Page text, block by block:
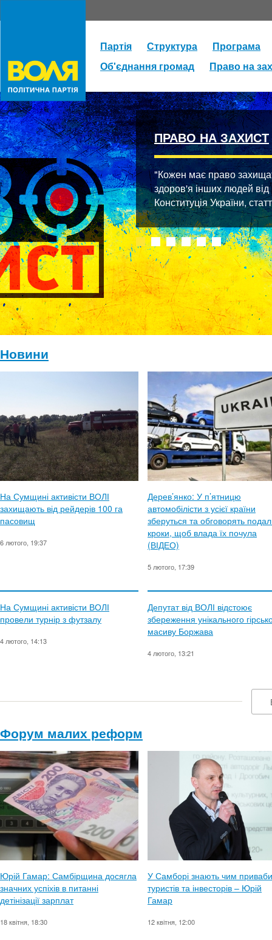
Партія Структура
Програма
Об'єднання громад
Право на
ПРАВО НА ЗАХИСТ
"Кожен має право
здоров'я інших людей
Конституція України,
Новини
На Сумщині активісти ВОЛІ
захищають від рейдерів 100 га
пасовищ
6 лютого, 19:37
Дерев’янко: У п’ятницю
автомобілісти з усієї країни
зберуться та обговорять
кроки, щоб влада їх почула
(ВІДЕО)
5 лютого, 17:39
На Сумщині активісти ВОЛІ
провели турнір з футзалу
4 лютого, 14:13
Депутат від ВОЛІ відстоює
збереження унікального
масиву Боржава
4 лютого, 13:21
Форум малих реформ
Юрій Гамар: Самбірщина досягла
значних успіхів в питанні
детінізації зарплат
18 квітня, 18:30
У Самборі знають чим
туристів та інвесторів – Юрій
Гамар
12 квітня, 12:00